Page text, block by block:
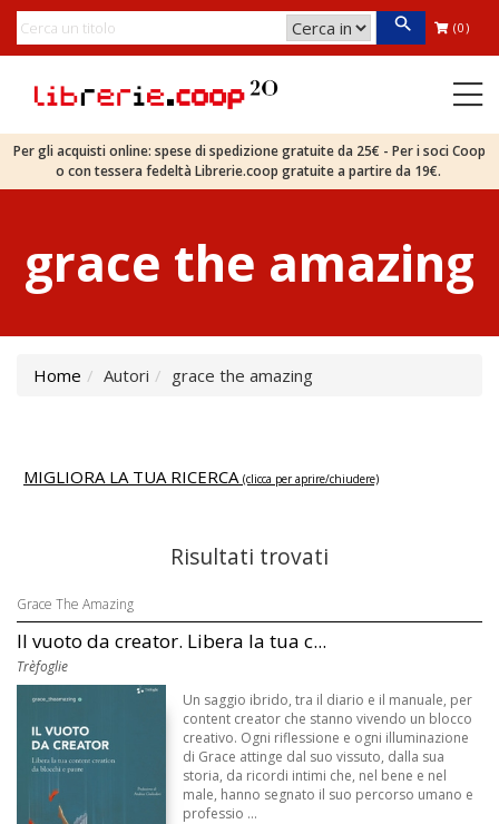
(0)
Per gli acquisti online: spese di spedizione gratuite da 25€ - Per i soci Coop
o con tessera fedeltà Librerie.coop gratuite a partire da 19€.
grace the amazing
Home Autori grace the amazing
MIGLIORA LA TUA RICERCA (clicca per aprire/chiudere)
Risultati trovati
Grace The Amazing
Il vuoto da creator. Libera la tua c...
Trèfoglie
Un saggio ibrido, tra il diario e il manuale, per
content creator che stanno vivendo un blocco
creativo. Ogni riflessione e ogni illuminazione
di Grace attinge dal suo vissuto, dalla sua
storia, da ricordi intimi che, nel bene e nel
male, hanno segnato il suo percorso umano e
professio ...